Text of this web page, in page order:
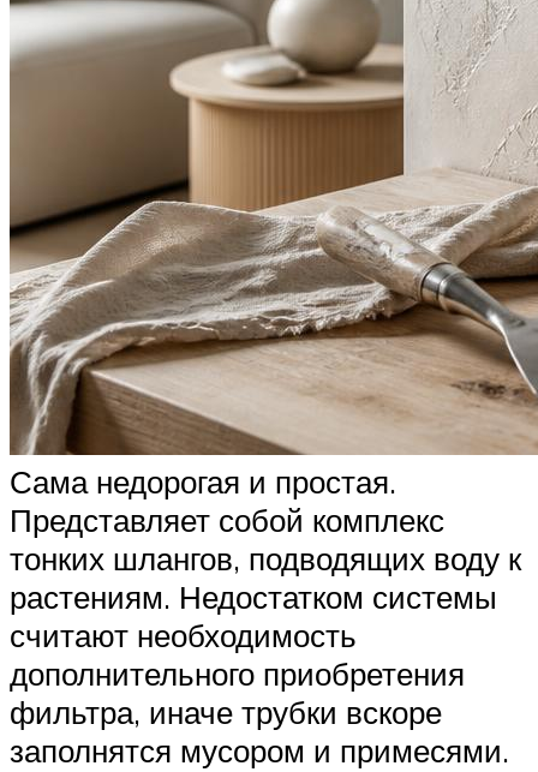
Сама недорогая и простая.
Представляет собой комплекс
тонких шлангов, подводящих воду к
растениям. Недостатком системы
считают необходимость
дополнительного приобретения
фильтра, иначе трубки вскоре
заполнятся мусором и примесями.